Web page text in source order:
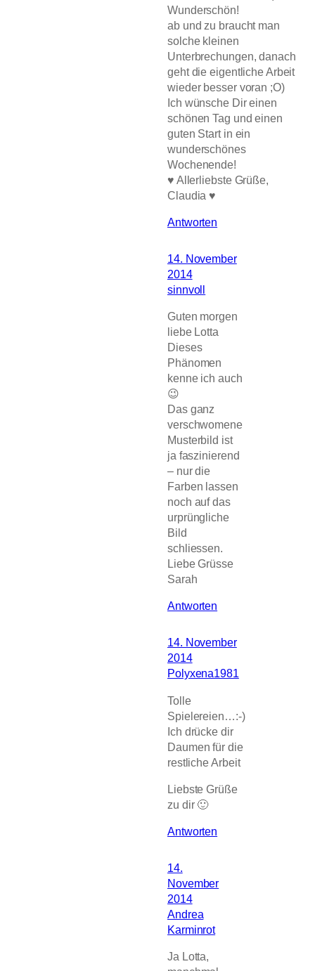
Wunderschön!
ab und zu braucht man
solche kleinen
Unterbrechungen, danach
geht die eigentliche Arbeit
wieder besser voran ;O)
Ich wünsche Dir einen
schönen Tag und einen
guten Start in ein
wunderschönes
Wochenende!
♥ Allerliebste Grüße,
Claudia ♥
Antworten
14. November
2014
sinnvoll
Guten morgen
liebe Lotta
Dieses
Phänomen
kenne ich auch
😉
Das ganz
verschwomene
Musterbild ist
ja faszinierend
– nur die
Farben lassen
noch auf das
urprüngliche
Bild
schliessen.
Liebe Grüsse
Sarah
Antworten
14. November
2014
Polyxena1981
Tolle
Spielereien…:-)
Ich drücke dir
Daumen für die
restliche Arbeit
Liebste Grüße
zu dir 🙂
Antworten
14.
November
2014
Andrea
Karminrot
Ja Lotta,